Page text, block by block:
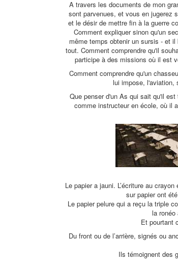
A travers les documents de mon
sont parvenues, et vous en jugerez
et le désir de mettre fin à la guerre
Comment expliquer sinon qu'un
même temps obtenir un sursis - et
tout. Comment comprendre qu'il
participe à des missions où il est
Comment comprendre qu'un
lui impose, l'aviation,
Que penser d'un As qui sait qu'il
comme instructeur en école, où il
Le papier a jauni. L’écriture au
sur papier ont
Le papier pelure qui a reçu la triple
la ronéo
Et pourtant
Du front ou de l’arrière, signés ou
Ils témoignent des